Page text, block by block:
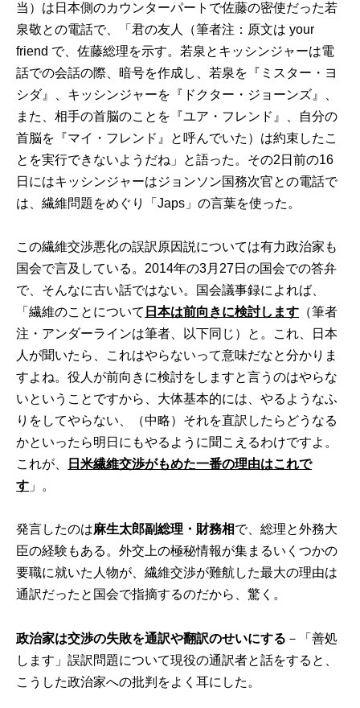
当）は日本側のカウンターパートで佐藤の密使だった若
泉敬との電話で、「君の友人（筆者注：原文は your
friend で、佐藤総理を示す。若泉とキッシンジャーは電
話での会話の際、暗号を作成し、若泉を『ミスター・ヨ
シダ』、キッシンジャーを『ドクター・ジョーンズ』、
また、相手の首脳のことを『ユア・フレンド』、自分の
首脳を『マイ・フレンド』と呼んでいた）は約束したこ
とを実行できないようだね」と語った。その2日前の16
日にはキッシンジャーはジョンソン国務次官との電話で
は、繊維問題をめぐり「Japs」の言葉を使った。
この繊維交渉悪化の誤訳原因説については有力政治家も
国会で言及している。2014年の3月27日の国会での答弁
で、そんなに古い話ではない。国会議事録によれば、
「繊維のことについて 日本は前向きに検討します （筆者
注・アンダーラインは筆者、以下同じ）と。これ、日本
人が聞いたら、これはやらないって意味だなと分かりま
すよね。役人が前向きに検討をしますと言うのはやらな
いということですから、大体基本的には、やるようなふ
りをしてやらない、（中略）それを直訳したらどうなる
かといったら明日にもやるように聞こえるわけですよ。
これが、
日米繊維交渉がもめた一番の理由はこれで
す 」。
発言したのは麻生太郎副総理・財務相で、総理と外務大
臣の経験もある。外交上の極秘情報が集まるいくつかの
要職に就いた人物が、繊維交渉が難航した最大の理由は
通訳だったと国会で指摘するのだから、驚く。
政治家は交渉の失敗を通訳や翻訳のせいにする －「善処
します」誤訳問題について現役の通訳者と話をすると、
こうした政治家への批判をよく耳にした。